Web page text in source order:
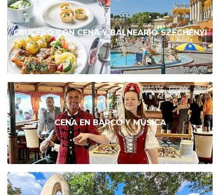
CRUCERO CON CENA Y BALNEARIO SZÉCHENYI
CENA EN BARCO Y MÚSICA